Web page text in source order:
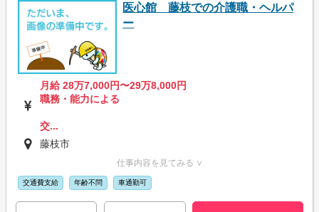
医心館 藤枝での介護職・ヘルパ
ー
月給 28万7,000円〜29万8,000円
職務・能力による
交...
藤枝市
仕事内容を見てみる ∨
交通費支給 年齢不問 車通勤可